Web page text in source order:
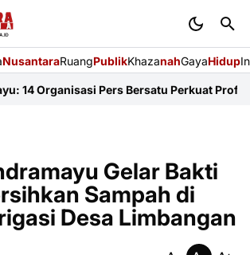
NusantaraRuangPublikKhazanahGayaHidup
Pers Bersatu Perkuat
Gelar Bakti
Sampah di
Desa Limbangan